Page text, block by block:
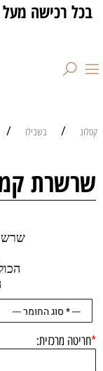
קטלוג / בשבילו /
שרשרת
*חריטה מרכזית: